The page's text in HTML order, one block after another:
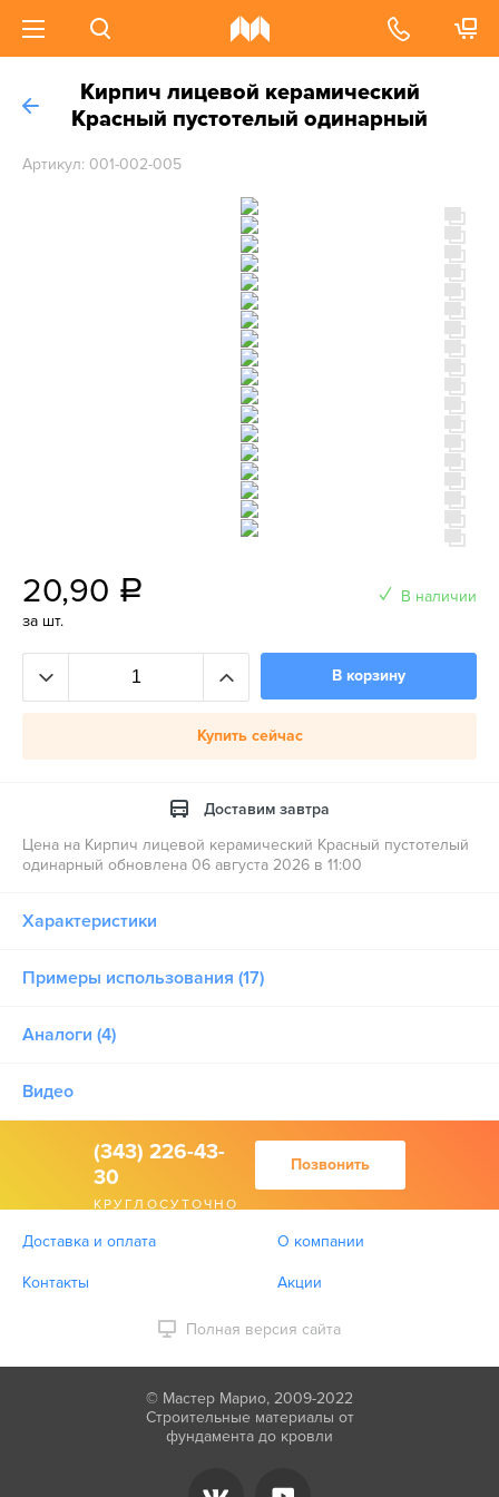
Кирпич лицевой керамический
Красный пустотелый одинарный
Артикул: 001-002-005
20,90 a
за шт.
В наличии
В корзину
Купить сейчас
Доставим завтра
Цена на Кирпич лицевой керамический Красный пустотелый
одинарный обновлена 06 августа 2026 в 11:00
Характеристики
Примеры использования (17)
Аналоги (4)
Видео
(343) 226-43-
30
КРУГЛОСУТОЧНО
Позвонить
Доставка и оплата О компании
Контакты Акции
Полная версия сайта
© Мастер Марио, 2009-2022
Строительные материалы от
фундамента до кровли